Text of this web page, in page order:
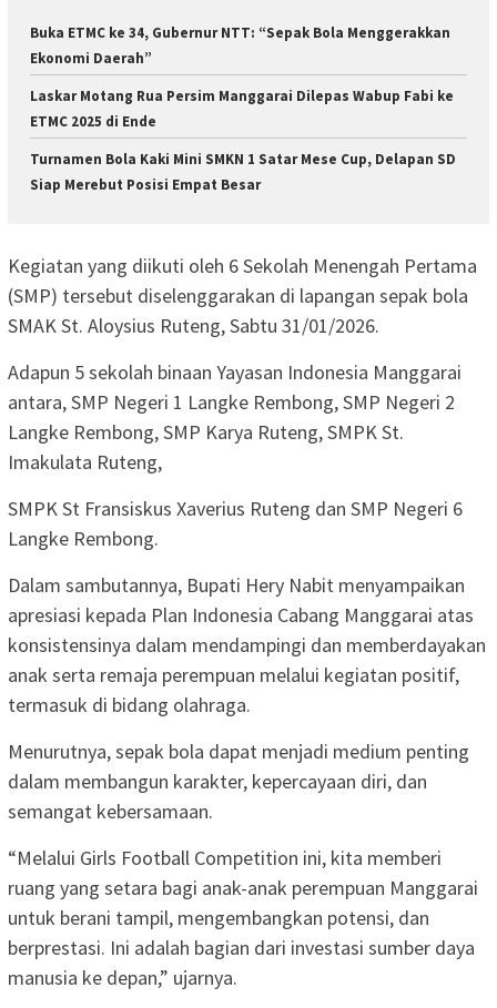
Buka ETMC ke 34, Gubernur NTT: “Sepak Bola Menggerakkan
Ekonomi Daerah”
Laskar Motang Rua Persim Manggarai Dilepas Wabup Fabi ke
ETMC 2025 di Ende
Turnamen Bola Kaki Mini SMKN 1 Satar Mese Cup, Delapan SD
Siap Merebut Posisi Empat Besar
Kegiatan yang diikuti oleh 6 Sekolah Menengah Pertama
(SMP) tersebut diselenggarakan di lapangan sepak bola
SMAK St. Aloysius Ruteng, Sabtu 31/01/2026.
Adapun 5 sekolah binaan Yayasan Indonesia Manggarai
antara, SMP Negeri 1 Langke Rembong, SMP Negeri 2
Langke Rembong, SMP Karya Ruteng, SMPK St.
Imakulata Ruteng,
SMPK St Fransiskus Xaverius Ruteng dan SMP Negeri 6
Langke Rembong.
Dalam sambutannya, Bupati Hery Nabit menyampaikan
apresiasi kepada Plan Indonesia Cabang Manggarai atas
konsistensinya dalam mendampingi dan memberdayakan
anak serta remaja perempuan melalui kegiatan positif,
termasuk di bidang olahraga.
Menurutnya, sepak bola dapat menjadi medium penting
dalam membangun karakter, kepercayaan diri, dan
semangat kebersamaan.
“Melalui Girls Football Competition ini, kita memberi
ruang yang setara bagi anak-anak perempuan Manggarai
untuk berani tampil, mengembangkan potensi, dan
berprestasi. Ini adalah bagian dari investasi sumber daya
manusia ke depan,” ujarnya.